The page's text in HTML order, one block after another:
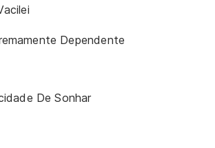
Dependente
De Sonhar